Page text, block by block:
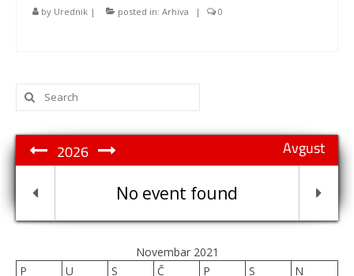
by Urednik | posted in: Arhiva | 0
Search
for:
Avgust
2026
No event found
Novembar 2021
P
U S Č P S
N